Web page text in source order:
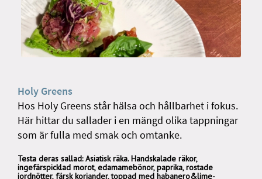
Holy Greens
Hos Holy Greens står hälsa och hållbarhet i fokus.
Här hittar du sallader i en mängd olika tappningar
som är fulla med smak och omtanke.
Testa deras sallad: Asiatisk räka. Handskalade räkor,
ingefärspicklad morot, edamamebönor, paprika, rostade
jordnötter, färsk koriander, toppad med habanero&lime-